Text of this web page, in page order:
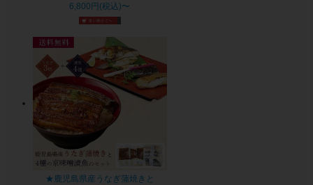
6,800円(税込)〜
★鹿児島県産うなぎ蒲焼きと